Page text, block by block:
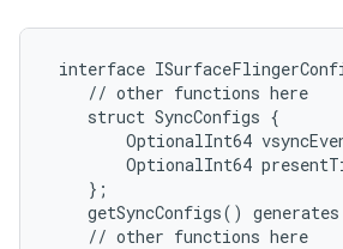
interface
    // other functions here
    struct SyncConfigs {
OptionalInt64
OptionalInt64
    };
getSyncConfigs() generates
    // other functions here